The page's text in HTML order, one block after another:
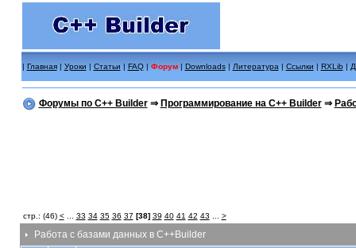
| Главная| Уроки | Статьи | FAQ| Форум | Downloads| Литература | Ссылки | RXLib |
Форумы по C++ Builder⇒ Программирование на C++ Builder⇒
стр.: (46) <... 33 34 35 36 37 [38] 39 40 41 42 43 >
Работа с базами данных в C++Builder